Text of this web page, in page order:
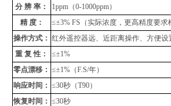
分 辨 率：
1ppm（0-1000ppm）
精 度：
≤±3% FS（实际浓度，更高精度要求
操作方式： 红外遥控器远、近距离操作、方便设
重 复 性：
≤±1%
零点漂移： ≤±1%（F.S/年）
响应时间： ≤30秒（T90）
恢复时间： ≤30秒